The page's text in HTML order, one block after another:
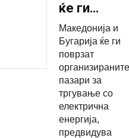
ќе ги
поврзат
пазарите
за
тргување
со
енергија
Македонија и
Бугарија ќе ги
поврзат
организираните
пазари за
тргување со
електрична
енергија,
предвидува